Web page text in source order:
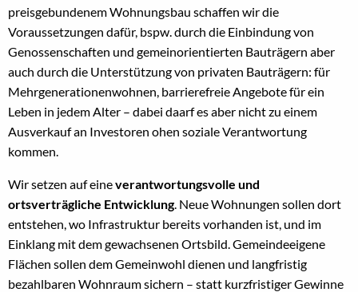
preisgebundenem Wohnungsbau schaffen wir die
Voraussetzungen dafür, bspw. durch die Einbindung von
Genossenschaften und gemeinorientierten Bauträgern aber
auch durch die Unterstützung von privaten Bauträgern: für
Mehrgenerationenwohnen, barrierefreie Angebote für ein
Leben in jedem Alter – dabei daarf es aber nicht zu einem
Ausverkauf an Investoren ohen soziale Verantwortung
kommen.
Wir setzen auf eineverantwortungsvolle und
ortsverträgliche Entwicklung. Neue Wohnungen sollen dort
entstehen, wo Infrastruktur bereits vorhanden ist, und im
Einklang mit dem gewachsenen Ortsbild. Gemeindeeigene
Flächen sollen dem Gemeinwohl dienen und langfristig
bezahlbaren Wohnraum sichern – statt kurzfristiger Gewinne